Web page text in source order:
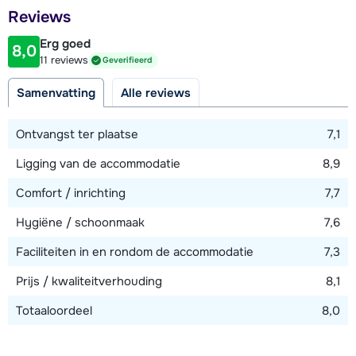
maximale toegestane bezetting 10 personen.
800 meter
Afstand tot piste
25 meter
Reviews
8,0 Erg goed
11 reviews Geverifieerd
Samenvatting Alle reviews
Ontvangst ter plaatse
7,1
Ligging van de accommodatie
8,9
Comfort / inrichting
7,7
Hygiëne / schoonmaak
7,6
Faciliteiten in en rondom de accommodatie
7,3
Prijs / kwaliteitverhouding
8,1
Totaaloordeel
8,0